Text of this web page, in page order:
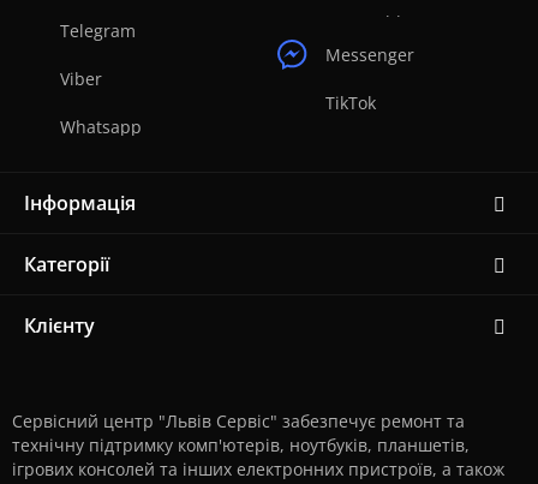
Telegram
Viber
Whatsapp
Messenger
TikTok
Інформація
Категорії
Клієнту
Сервісний центр "Львів Сервіс" забезпечує ремонт та
технічну підтримку комп'ютерів, ноутбуків, планшетів,
ігрових консолей та інших електронних пристроїв, а також